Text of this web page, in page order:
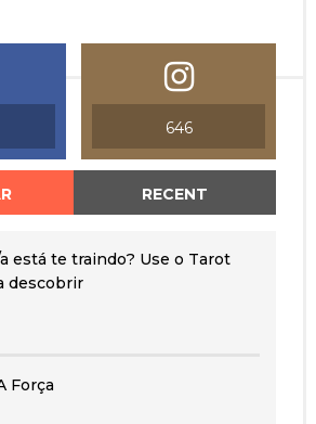
646
RECENT
está te traindo? Use o Tarot
descobrir
Força